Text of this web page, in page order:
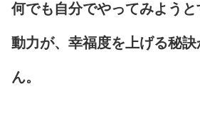
何でも自分でやってみよう
動力が、幸福度を上げる秘
ん。